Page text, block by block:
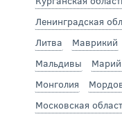
Ленинградская
Литва
Маврикий
Мальдивы
Монголия
Московская